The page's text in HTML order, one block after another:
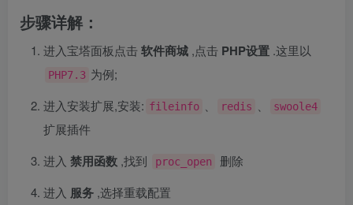
步骤详解：
进入宝塔面板点击 软件商城 ,点击 PHP设置 .这里以
PHP7.3 为例;
进入安装扩展,安装: fileinfo 、 redis 、 swoole4
扩展插件
进入 禁用函数 ,找到 proc_open
删除
进入 服务 ,选择重载配置